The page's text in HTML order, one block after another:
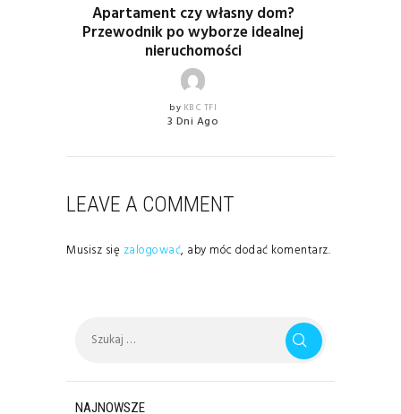
Apartament czy własny dom?
Przewodnik po wyborze idealnej
nieruchomości
by KBC TFI
3 Dni Ago
LEAVE A COMMENT
Musisz się zalogować, aby móc dodać komentarz.
NAJNOWSZE